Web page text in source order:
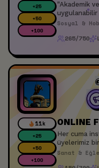
+25
+50
+100
"Akademik
yatırım
Sosyal &
265/750
11k
+25
+50
+100
ONLINE
Her cuma
üyelerimiz
kadar 1 hafta
filmi
Sanat &